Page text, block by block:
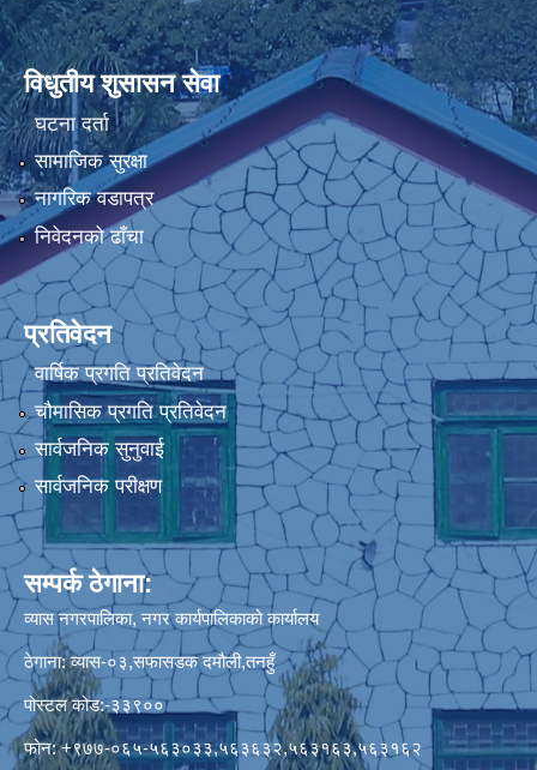
विधुतीय शुसासन सेवा
घटना दर्ता
सामाजिक सुरक्षा
नागरिक वडापत्र
निवेदनको ढाँचा
प्रतिवेदन
वार्षिक प्रगति प्रतिवेदन
चौमासिक प्रगति प्रतिवेदन
सार्वजनिक सुनुवाई
सार्वजनिक परीक्षण
सम्पर्क ठेगाना:
व्यास नगरपालिका, नगर कार्यपालिकाको कार्यालय
ठेगाना: व्यास-०३,सफासडक दमौली,तनहुँ
पोस्टल कोड:-३३९००
फोन: +९७७-०६५-५६३०३३,५६३६३२,५६३१६३,५६३१६२